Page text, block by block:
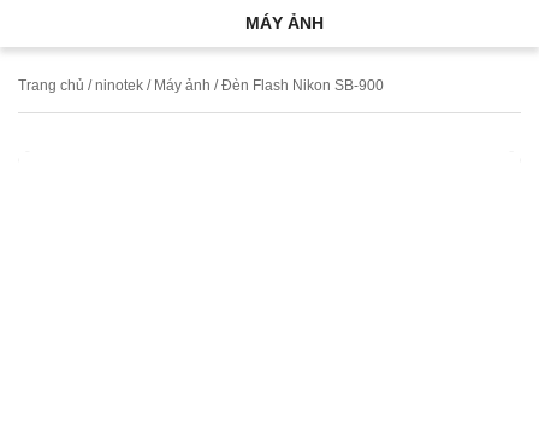
MÁY ẢNH
Trang chủ /ninotek / Máy ảnh / Đèn Flash Nikon SB-900